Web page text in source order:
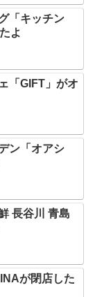
「キッチン
よ
「GIFT」がオ
ン「オアシ
長谷川 青島
が閉店した